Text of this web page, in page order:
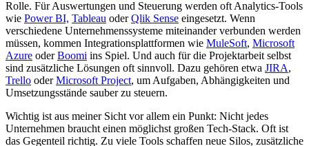
Rolle. Für Auswertungen und Steuerung werden oft Analytics-Tools
wie Power BI, Tableau oderQlik Sense eingesetzt. Wenn
verschiedene Unternehmenssysteme miteinander verbunden werden
müssen, kommen Integrationsplattformen wie MuleSoft, Microsoft
Azure oderBoomi ins Spiel. Und auch für die Projektarbeit selbst
sind zusätzliche Lösungen oft sinnvoll. Dazu gehören etwa JIRA,
Trello oderMicrosoft Project, um Aufgaben, Abhängigkeiten und
Umsetzungsstände sauber zu steuern.
Wichtig ist aus meiner Sicht vor allem ein Punkt: Nicht jedes
Unternehmen braucht einen möglichst großen Tech-Stack. Oft ist
das Gegenteil richtig. Zu viele Tools schaffen neue Silos, zusätzliche